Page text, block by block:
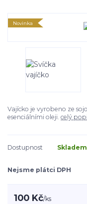
Novinka
Vajícko je vyrobeno ze
esenciálními oleji. celý
Dostupnost Skladem
Nejsme plátci DPH
100 Kč/ks